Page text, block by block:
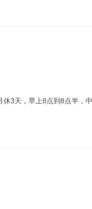
3天，早上8点到8点半，中